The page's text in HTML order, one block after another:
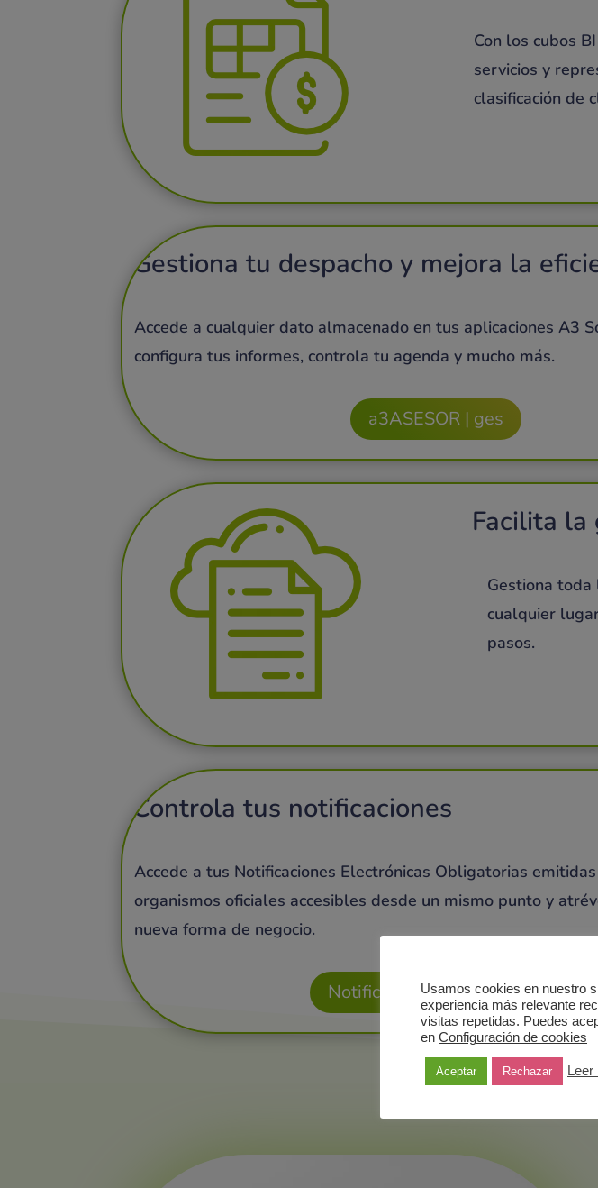
Con los cubos BI
servicios y
clasificación de
Gestiona tu despacho y mejora la
Accede a cualquier dato almacenado en tus aplicaciones A3
configura tus informes, controla tu agenda y mucho más.
a3ASESOR | ges
Facilita la
Gestiona toda
cualquier
pasos.
Controla tus notificaciones
Accede a tus Notificaciones Electrónicas Obligatorias
organismos oficiales accesibles desde un mismo punto y
nueva forma de negocio.
Notificaciones Electrónicas
Usamos cookies en nuestro
experiencia más relevante
visitas repetidas. Puedes
en Configuración de cookies
Aceptar Rechazar Leer